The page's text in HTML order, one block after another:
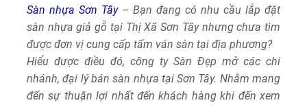
Sàn nhựa Sơn Tây– Bạn đang có nhu cầu lắp đặt
sàn nhựa giả gỗ tại Thị Xã Sơn Tây nhưng chưa tìm
được đơn vị cung cấp tấm ván sàn tại địa phương?
Hiểu được điều đó, công ty Sàn Đẹp mở các chi
nhánh, đại lý bán sàn nhựa tại Sơn Tây. Nhằm mang
đến sự thuận lợi nhất đến khách hàng khi đến xem